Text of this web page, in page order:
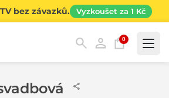
bez závazků. Vyzkoušet za 1 Kč
0